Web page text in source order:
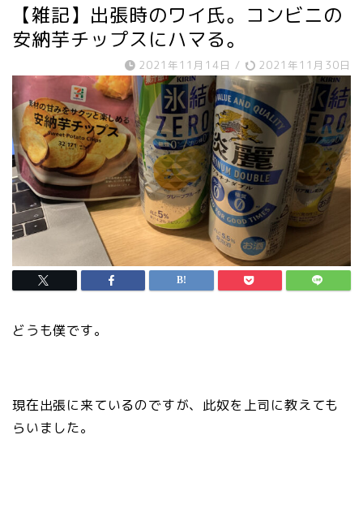
【雑記】出張時のワイ氏。コンビニの
安納芋チップスにハマる。
2021年11月14日 / 2021年11月30日
どうも僕です。
現在出張に来ているのですが、此奴を上司に教えても
らいました。